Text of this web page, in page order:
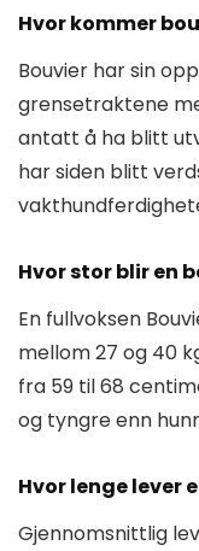
Hvor kommer
Bouvier har sin
grensetraktene
antatt å ha blitt
har siden blitt
Hvor stor blir en
En fullvoksen
mellom 27 og 40
fra 59 til 68
og tyngre enn
Hvor lenge lever
Gjennomsnittlig